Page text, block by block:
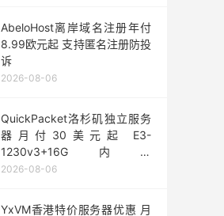
AbeloHost离岸域名注册年付
8.99欧元起 支持匿名注册防投
诉
2026-08-06
QuickPacket洛杉矶独立服务
器月付30美元起 E3-
1230v3+16G内存
1Gbps@50TB大流量
2026-08-06
YxVM香港特价服务器优惠 月